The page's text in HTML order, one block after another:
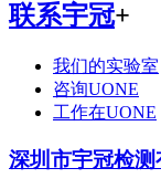
联系宇冠+
我们的实验室
咨询UONE
工作在UONE
深圳市宇冠检测